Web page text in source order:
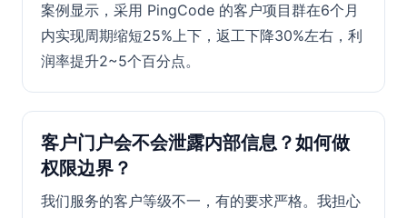
案例显示，采用 PingCode 的客户项目群在6个月
内实现周期缩短25%上下，返工下降30%左右，利
润率提升2~5个百分点。
客户门户会不会泄露内部信息？如何做
权限边界？
我们服务的客户等级不一，有的要求严格。我担心